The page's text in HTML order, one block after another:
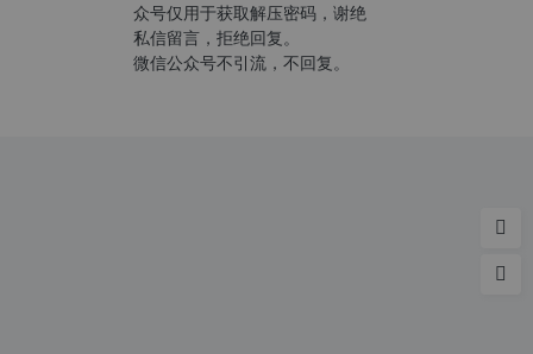
众号仅用于获取解压密码，谢绝
私信留言，拒绝回复。
微信公众号不引流，不回复。